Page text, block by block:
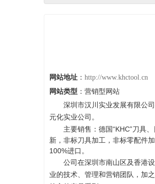
网站地址 ： http://www.khctool.cn
网站类型 ：营销型网站
深圳市汉川实业发展有限公司
元化实业公司。
主要销售：德国“KHC”刀具
新，非标刀具加工，非标零配件
100%进口。
公司在深圳市南山区及香港
业的技术、管理和营销团队，加